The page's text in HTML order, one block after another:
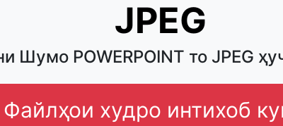
JPEG
Шумо POWERPOINT то JPEG
Файлҳои худро интихоб